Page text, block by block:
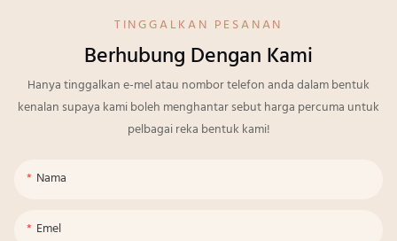
TINGGALKAN PESANAN
Berhubung Dengan Kami
Hanya tinggalkan e-mel atau nombor telefon anda dalam bentuk
kenalan supaya kami boleh menghantar sebut harga percuma untuk
pelbagai reka bentuk kami!
Nama
Emel